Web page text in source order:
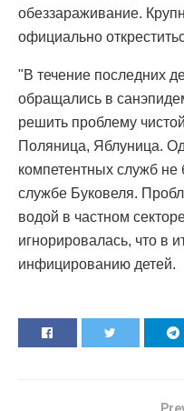
обеззараживание.
официально
"В течение последних
обращались в
решить проблему
Поляница, Яблуница.
компетентных служб
службе Буковеля.
водой в частном
игнорировалась, что в
инфицированию детей.